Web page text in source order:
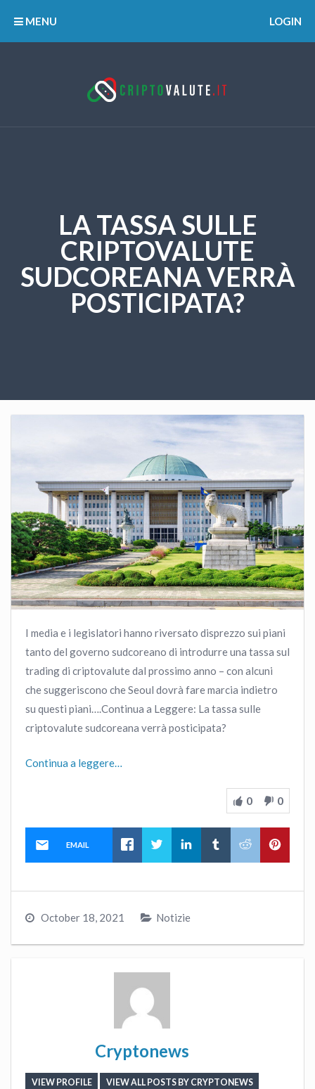
MENU LOGIN
LA TASSA SULLE
CRIPTOVALUTE
SUDCOREANA VERRÀ
POSTICIPATA?
I media e i legislatori hanno riversato disprezzo sui piani
tanto del governo sudcoreano di introdurre una tassa sul
trading di criptovalute dal prossimo anno – con alcuni
che suggeriscono che Seoul dovrà fare marcia indietro
su questi piani….Continua a Leggere: La tassa sulle
criptovalute sudcoreana verrà posticipata?
Continua a leggere…
0 0
EMAIL
October 18, 2021 Notizie
Cryptonews
VIEW PROFILE VIEW ALL POSTS BY CRYPTONEWS